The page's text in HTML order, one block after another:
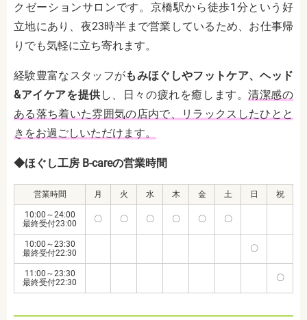
クゼーションサロンです。京橋駅から徒歩1分という好
立地にあり、夜23時半まで営業しているため、お仕事帰
りでも気軽に立ち寄れます。
経験豊富なスタッフがもみほぐしやフットケア、ヘッド
&アイケアを提供 し、日々の疲れを癒します。清潔感の
ある落ち着いた雰囲気の店内で、リラックスしたひとと
きをお過ごしいただけます。
◆ほぐし工房 B-careの営業時間
営業時間 月 火 水 木 金 土 日 祝
10:00～24:00
最終受付23:00
〇 〇 〇 〇 〇 〇
10:00～23:30
最終受付22:30
〇
11:00～23:30
最終受付22:30
〇